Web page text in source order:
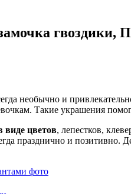
гвоздики,
необычно и
Такие украшения
виде цветов, лепестков,
празднично и позитивно.